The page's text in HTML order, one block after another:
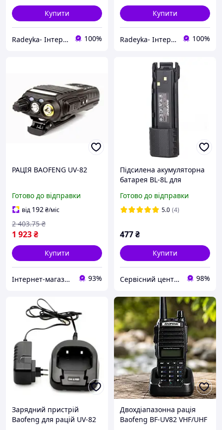
Купити
Radeyka- Інтернет магазин рацій та аксесуарів 100%
Купити
Radeyka- Інтернет магазин рацій та аксесуарів 100%
РАЦІЯ BAOFENG UV-82
Готово до відправки
від 192₴/міс
1 923₴
2 403.75 ₴
Купити
Інтернет-магазин Look 100 Clothes 93%
Підсилена акумуляторна
батарея BL-8L для
Type-C
Готово до відправки
5.0 (4)
477₴
Купити
Сервісний центр Екран 98%
Зарядний пристрій
Baofeng для рацій UV-82
Двохдіапазонна рація
Baofeng BF-UV82 VHF/UHF